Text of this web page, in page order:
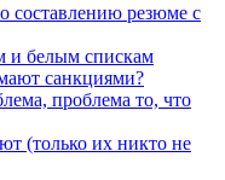
составлению резюме с
и белым спискам
санкциями?
проблема то, что
(только их никто не